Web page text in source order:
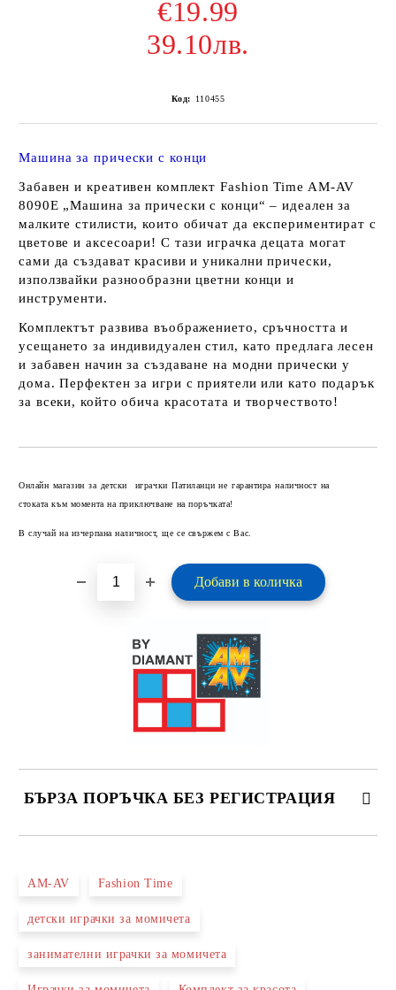
€19.99
39.10лв.
Код: 110455
Машина за прически с конци
Забавен и креативен комплектFashion Time AM-AV
8090E „Машина за прически с конци“ – идеален за
малките стилисти, които обичат да експериментират с
цветове и аксесоари! С тази играчка децата могат
сами да създават красиви и уникални прически,
използвайки разнообразни цветни конци и
инструменти.
Комплектът развива въображението, сръчността и
усещането за индивидуален стил, като предлага лесен
и забавен начин за създаване на модни прически у
дома. Перфектен за игри с приятели или като подарък
за всеки, който обича красотата и творчеството!
Онлайн магазин за детски играчки Патиланци не гарантира наличност на
стоката към момента на приключване на поръчката!
В случай на изчерпана наличност, ще се свържем с Вас.
БЪРЗА ПОРЪЧКА БЕЗ РЕГИСТРАЦИЯ
AM-AV Fashion Time
детски играчки за момичета
занимателни играчки за момичета